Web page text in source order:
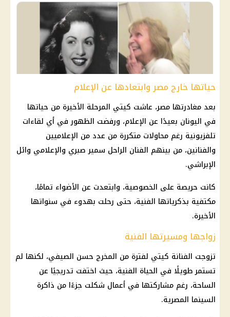
حياتها خارج مصر وابتعادها عن الإعلام
بعد مغادرتها مصر، عاشت كيتي المرحلة الأخيرة من حياتها
في اليونان بعيدًا عن الإعلام، ورفضت الظهور في أي لقاءات
تلفزيونية رغم محاولات متكررة من عدد من الإعلاميين
والفنانين، من بينهم الفنان الراحل سمير صبري والإعلامي وائل
الإبراشي.
كانت حريصة على الخصوصية، وابتعدت عن الأضواء تمامًا،
مكتفية بذكرياتها الفنية، حتى رحلت بهدوء في سنواتها
الأخيرة.
زواجها ومسيرتها الفنية
تزوجت الفنانة كيتي لفترة من المخرج حسن الصيفي، لكنها لم
تستمر طويلًا في الحياة الفنية، حيث اختفت تدريجيًا عن
الساحة، رغم مشاركتها في أعمال شكلت جزءًا من ذاكرة
السينما المصرية.